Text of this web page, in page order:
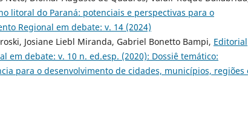
litoral do Paraná: potenciais e perspectivas para o
Regional em debate: v. 14 (2024)
Josiane Liebl Miranda, Gabriel Bonetto Bampi, Editorial
em debate: v. 10 n. ed.esp. (2020): Dossiê temático:
para o desenvolvimento de cidades, municí­pios, regiões